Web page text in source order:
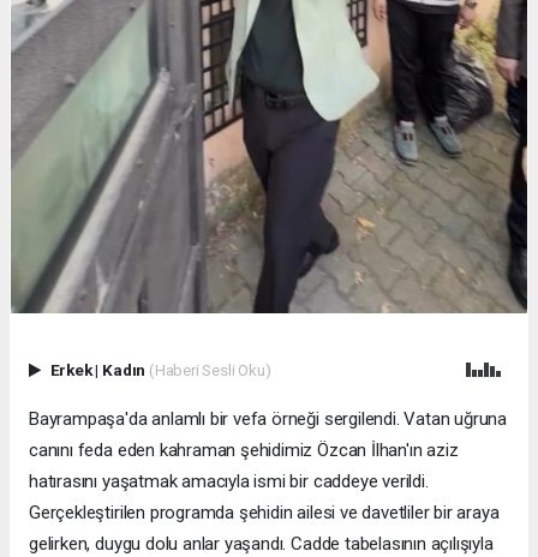
Erkek| Kadın (Haberi Sesli Oku)
Bayrampaşa'da anlamlı bir vefa örneği sergilendi. Vatan uğruna
canını feda eden kahraman şehidimiz Özcan İlhan'ın aziz
hatırasını yaşatmak amacıyla ismi bir caddeye verildi.
Gerçekleştirilen programda şehidin ailesi ve davetliler bir araya
gelirken, duygu dolu anlar yaşandı. Cadde tabelasının açılışıyla